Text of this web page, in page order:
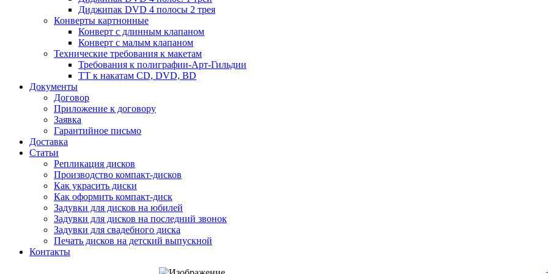
Диджипак DVD 4 полосы 2 трея
Конверты картнонные
Конверт с длинным клапаном
Конверт с малым клапаном
Технические требования к макетам
Требования к полиграфии-Арт-Гильдии
ТТ к накатам CD, DVD, BD
Документы
Договор
Приложение к договору
Заявка
Гарантийное письмо
Доставка
Статьи
Репликация дисков
Производство компакт-дисков
Как украсить диски
Как оформить компакт-диск
Задувки для дисков на юбилей
Задувки для дисков на последний звонок
Задувки для свадебного диска
Печать дисков на детский выпускной
Контакты